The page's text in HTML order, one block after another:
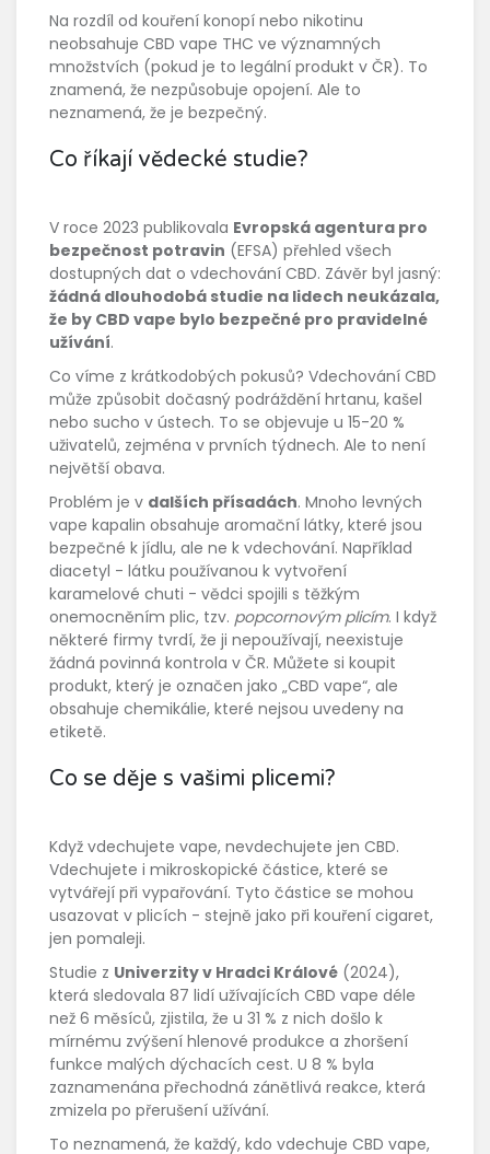
Na rozdíl od kouření konopí nebo nikotinu
neobsahuje CBD vape THC ve významných
množstvích (pokud je to legální produkt v ČR). To
znamená, že nezpůsobuje opojení. Ale to
neznamená, že je bezpečný.
Co říkají vědecké studie?
V roce 2023 publikovala Evropská agentura pro
bezpečnost potravin (EFSA) přehled všech
dostupných dat o vdechování CBD. Závěr byl jasný:
žádná dlouhodobá studie na lidech neukázala,
že by CBD vape bylo bezpečné pro pravidelné
užívání.
Co víme z krátkodobých pokusů? Vdechování CBD
může způsobit dočasný podráždění hrtanu, kašel
nebo sucho v ústech. To se objevuje u 15-20 %
uživatelů, zejména v prvních týdnech. Ale to není
největší obava.
Problém je v dalších přísadách. Mnoho levných
vape kapalin obsahuje aromační látky, které jsou
bezpečné k jídlu, ale ne k vdechování. Například
diacetyl - látku používanou k vytvoření
karamelové chuti - vědci spojili s těžkým
onemocněním plic, tzv. popcornovým plicím. I když
některé firmy tvrdí, že ji nepoužívají, neexistuje
žádná povinná kontrola v ČR. Můžete si koupit
produkt, který je označen jako „CBD vape“, ale
obsahuje chemikálie, které nejsou uvedeny na
etiketě.
Co se děje s vašimi plicemi?
Když vdechujete vape, nevdechujete jen CBD.
Vdechujete i mikroskopické částice, které se
vytvářejí při vypařování. Tyto částice se mohou
usazovat v plicích - stejně jako při kouření cigaret,
jen pomaleji.
Studie z Univerzity v Hradci Králové (2024),
která sledovala 87 lidí užívajících CBD vape déle
než 6 měsíců, zjistila, že u 31 % z nich došlo k
mírnému zvýšení hlenové produkce a zhoršení
funkce malých dýchacích cest. U 8 % byla
zaznamenána přechodná zánětlivá reakce, která
zmizela po přerušení užívání.
To neznamená, že každý, kdo vdechuje CBD vape,